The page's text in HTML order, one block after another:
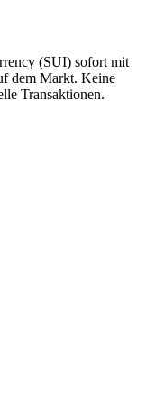
(SUI) sofort mit
dem Markt. Keine
Transaktionen.